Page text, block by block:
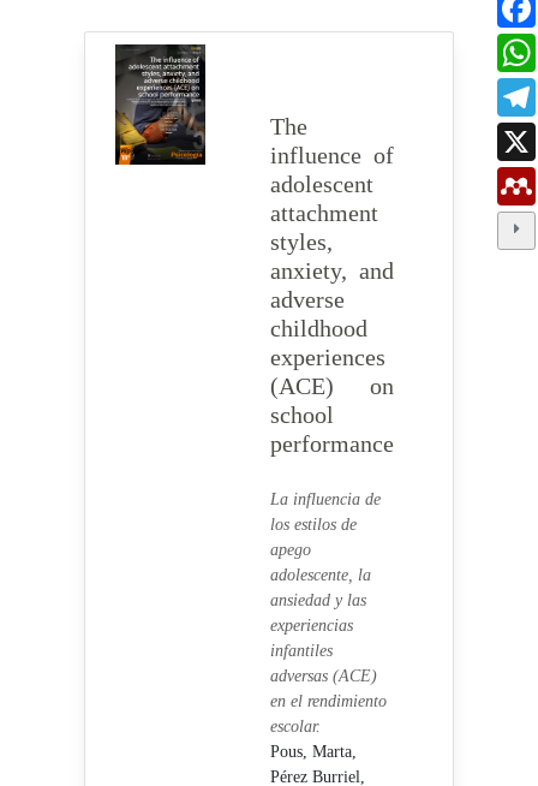
The
influence of
adolescent
attachment
styles,
anxiety, and
adverse
childhood
experiences
(ACE) on
school
performance
La influencia de
los estilos de
apego
adolescente, la
ansiedad y las
experiencias
infantiles
adversas (ACE)
en el rendimiento
escolar.
Pous, Marta,
Pérez Burriel,